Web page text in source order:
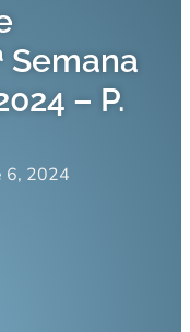
Semana
– P.
6, 2024